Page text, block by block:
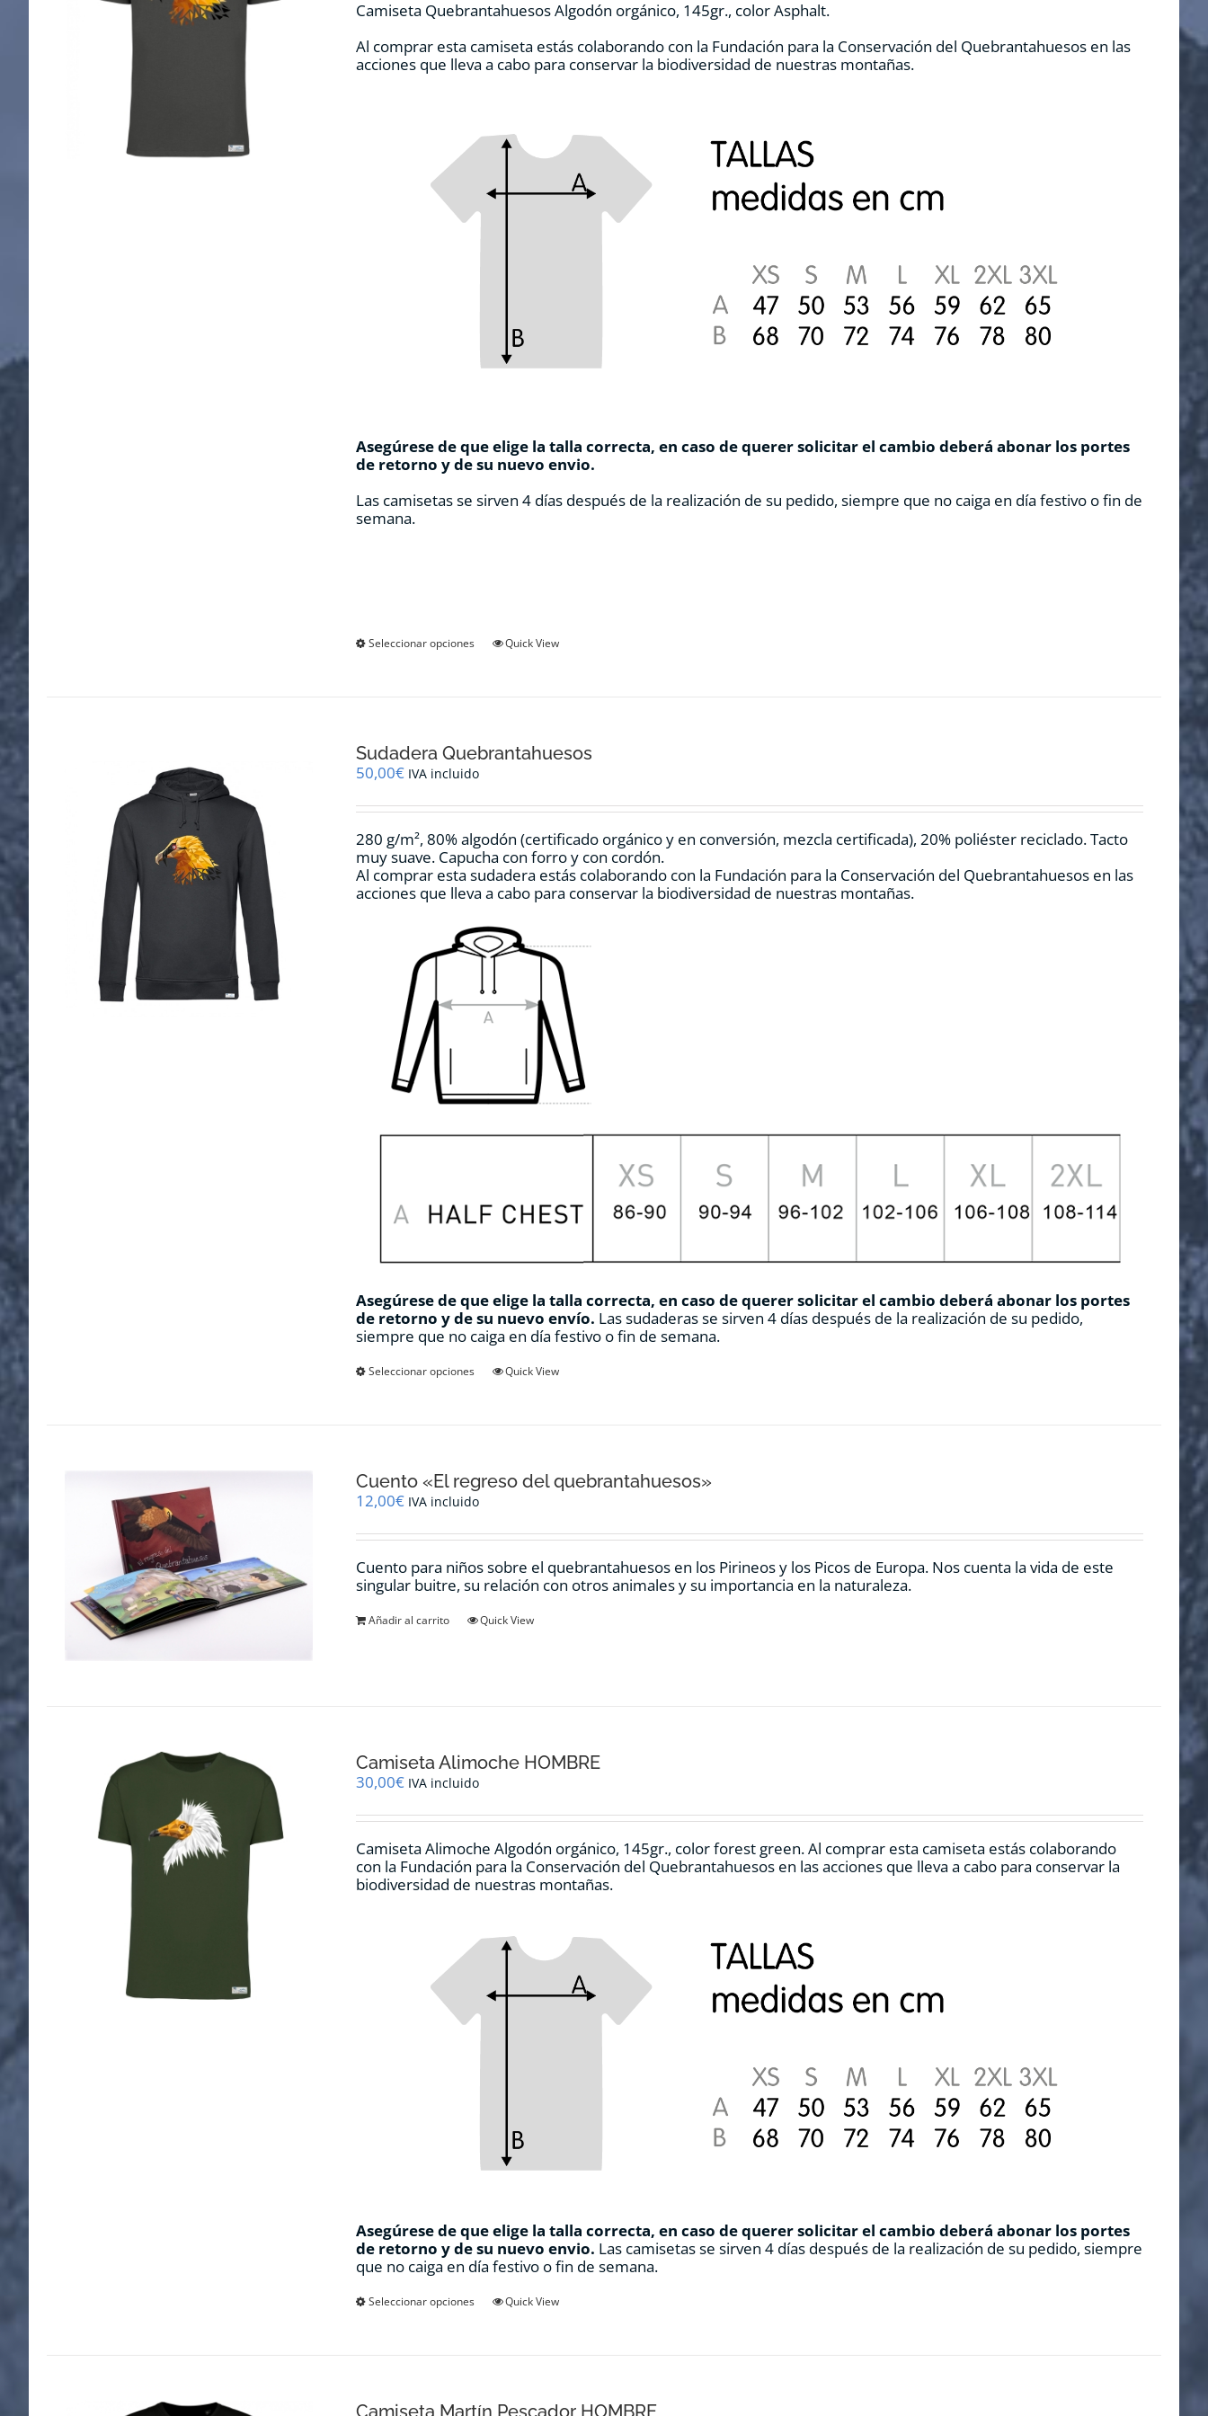
Camiseta Quebrantahuesos Algodón orgánico, 145gr., color Asphalt.
Al comprar esta camiseta estás colaborando con la Fundación para la Conservación del Quebrantahuesos en las
acciones que lleva a cabo para conservar la biodiversidad de nuestras montañas.
Asegúrese de que elige la talla correcta, en caso de querer solicitar el cambio deberá abonar los portes
de retorno y de su nuevo envio.
Las camisetas se sirven 4 días después de la realización de su pedido, siempre que no caiga en día festivo o fin de
semana.
Seleccionar opciones
Este
opciones
elegir
la
página
de
producto
Quick View
Sudadera Quebrantahuesos
50,00€ IVA incluido
280 g/m², 80% algodón (certificado orgánico y en conversión, mezcla certificada), 20% poliéster reciclado. Tacto
muy suave. Capucha con forro y con cordón.
Al comprar esta sudadera estás colaborando con la Fundación para la Conservación del Quebrantahuesos en las
acciones que lleva a cabo para conservar la biodiversidad de nuestras montañas.
Asegúrese de que elige la talla correcta, en caso de querer solicitar el cambio deberá abonar los portes
de retorno y de su nuevo envío. Las sudaderas se sirven 4 días después de la realización de su pedido,
siempre que no caiga en día festivo o fin de semana.
Seleccionar opciones
Este
opciones
elegir
la
página
producto
Quick View
Cuento «El regreso del quebrantahuesos»
12,00€ IVA incluido
Cuento para niños sobre el quebrantahuesos en los Pirineos y los Picos de Europa. Nos cuenta la vida de este
singular buitre, su relación con otros animales y su importancia en la naturaleza.
Añadir al carrito Quick View
Camiseta Alimoche HOMBRE
30,00€ IVA incluido
Camiseta Alimoche Algodón orgánico, 145gr., color forest green. Al comprar esta camiseta estás colaborando
con la Fundación para la Conservación del Quebrantahuesos en las acciones que lleva a cabo para conservar la
biodiversidad de nuestras montañas.
Asegúrese de que elige la talla correcta, en caso de querer solicitar el cambio deberá abonar los portes
de retorno y de su nuevo envio. Las camisetas se sirven 4 días después de la realización de su pedido, siempre
que no caiga en día festivo o fin de semana.
Seleccionar opciones
Este
opciones
Quick View